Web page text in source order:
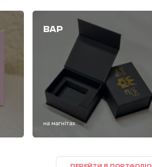
ВАР
на магнітах